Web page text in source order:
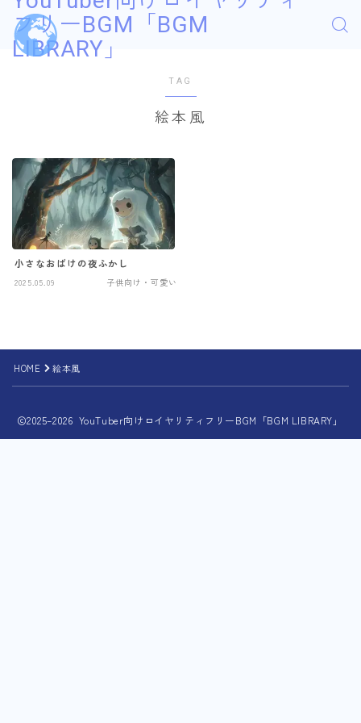
フリーBGM「BGM
LIBRARY」
TAG
絵本風
小さなおばけの夜ふかし
2025.05.09 子供向け・可愛い
HOME 絵本風
2025–2026 YouTuber向けロイヤリティフリーBGM「BGM LIBRARY」